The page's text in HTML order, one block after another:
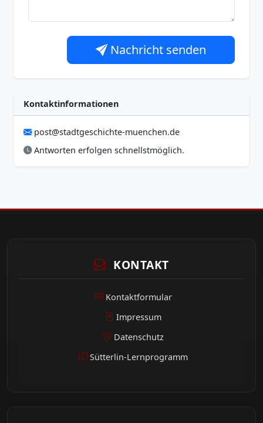
Nachricht senden
Kontaktinformationen
post@stadtgeschichte-muenchen.de
Antworten erfolgen schnellstmöglich.
KONTAKT
Kontaktformular
Impressum
Datenschutz
Sütterlin-Lernprogramm